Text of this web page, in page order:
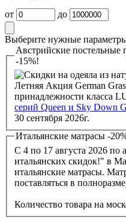
от до
Выберите нужные
Австрийские постельные
-15%!
Летняя Акция German
принадлежности класса
серий Queen и Sky Down
30 сентября 2026г.
Итальянские матрасы -
С 4 по 17 августа 2026 по
итальянских скидок!" в
итальянские матрасы.
поставляться в
Количество товара на